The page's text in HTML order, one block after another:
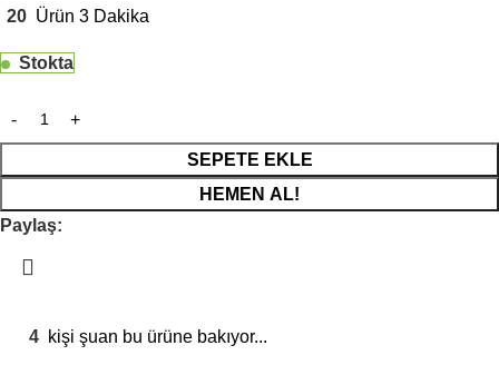
20 Ürün 3 Dakika
Stokta
SEPETE EKLE
HEMEN AL!
Paylaş:
4 kişi şuan bu ürüne bakıyor...